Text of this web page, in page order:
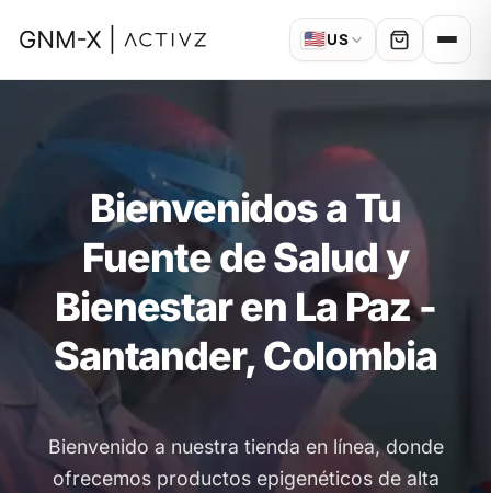
🇺🇸US
Bienvenidos a Tu
Fuente de Salud y
Bienestar en La Paz -
Santander, Colombia
Bienvenido a nuestra tienda en línea, donde
ofrecemos productos epigenéticos de alta